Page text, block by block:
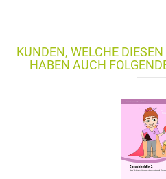
KUNDEN, WELCHE
HABEN AUCH